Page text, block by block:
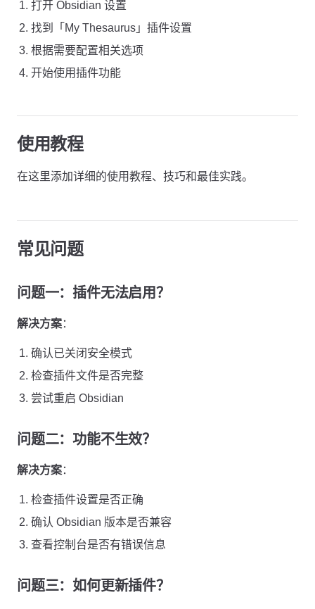
打开 Obsidian 设置
找到「My Thesaurus」插件设置
根据需要配置相关选项
开始使用插件功能
使用教程
在这里添加详细的使用教程、技巧和最佳实践。
常见问题
问题一：插件无法启用？
解决方案：
确认已关闭安全模式
检查插件文件是否完整
尝试重启 Obsidian
问题二：功能不生效？
解决方案：
检查插件设置是否正确
确认 Obsidian 版本是否兼容
查看控制台是否有错误信息
问题三：如何更新插件？